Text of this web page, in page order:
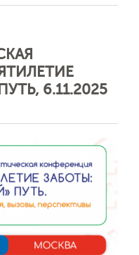
6.11.2025